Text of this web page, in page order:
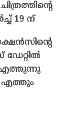
19 ന്
എത്തുന്നു
എത്തും